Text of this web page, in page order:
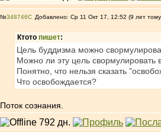
№348746 Добавлено: Ср 11 Окт 17, 12:52 (9 лет
Ктото пишет:
Цель буддизма можно
Можно ли эту цель свормулировать
Понятно, что нельзя сказать
Что освобождается?
Поток сознания.